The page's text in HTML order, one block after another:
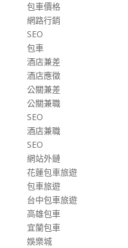
包車價格
網路行銷
SEO
包車
酒店兼差
酒店應徵
公關兼差
公關兼職
SEO
酒店兼職
SEO
網站外鏈
花蓮包車旅遊
包車旅遊
台中包車旅遊
高雄包車
宜蘭包車
娛樂城